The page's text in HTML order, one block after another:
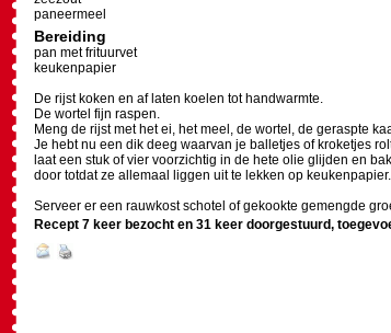
paneermeel
Bereiding
pan met frituurvet
keukenpapier
De rijst koken en af laten koelen tot handwarmte.
De wortel fijn raspen.
Meng de rijst met het ei, het meel, de wortel, de geraspte
Je hebt nu een dik deeg waarvan je balletjes of kroketjes
laat een stuk of vier voorzichtig in de hete olie glijden en
door totdat ze allemaal liggen uit te lekken op keukenpapier.
Serveer er een rauwkost schotel of gekookte gemengde
Recept 7 keer bezocht en 31 keer doorgestuurd,